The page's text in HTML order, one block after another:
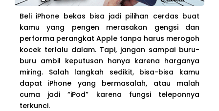
Beli iPhone bekas bisa jadi pilihan cerdas buat
kamu yang pengen merasakan gengsi dan
performa perangkat Apple tanpa harus merogoh
kocek terlalu dalam. Tapi, jangan sampai buru-
buru ambil keputusan hanya karena harganya
miring. Salah langkah sedikit, bisa-bisa kamu
dapat iPhone yang bermasalah, atau malah
cuma jadi “iPod” karena fungsi teleponnya
terkunci.